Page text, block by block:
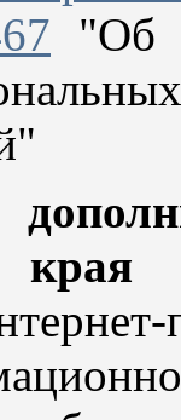
"Об
края